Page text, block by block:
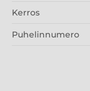
Kerros
Puhelinnumero